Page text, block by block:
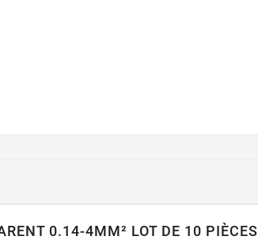
0.14-4MM² LOT DE 10 PIÈCES